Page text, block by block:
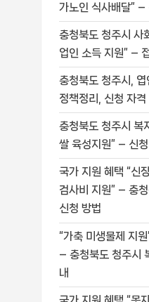
가노인 식사배달” –
충청북도 청주시 사
업인 소득 지원” –
충청북도 청주시,
정책정리, 신청 자
충청북도 청주시 복
쌀 육성지원” – 신
국가 지원 혜택 “신
검사비 지원” – 충
신청 방법
“가축 미생물제 지
– 충청북도 청주시
내